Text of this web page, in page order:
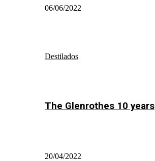
06/06/2022
Destilados
The Glenrothes 10 years
20/04/2022